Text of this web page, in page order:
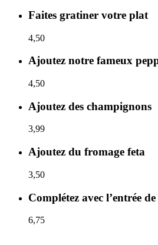
Faites gratiner votre plat
4,50
Ajoutez notre fameux
4,50
Ajoutez des champignons
3,99
Ajoutez du fromage feta
3,50
Complétez avec l’entrée
6,75